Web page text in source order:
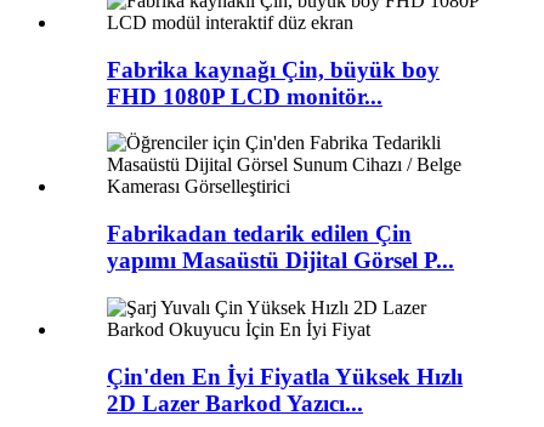
Fabrika kaynağı Çin, büyük boy
FHD 1080P LCD monitör...
Fabrikadan tedarik edilen Çin
yapımı Masaüstü Dijital Görsel P...
Çin'den En İyi Fiyatla Yüksek Hızlı
2D Lazer Barkod Yazıcı...